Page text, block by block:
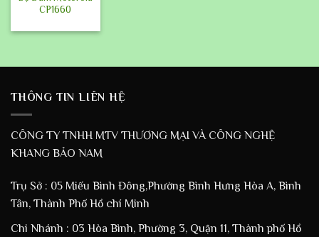
CP1660
THÔNG TIN LIÊN HỆ
CÔNG TY TNHH MTV THƯƠNG MẠI VÀ CÔNG NGHỆ
KHANG BẢO NAM
Trụ Sở : 05 Miếu Bình Đông,Phường Bình Hưng Hòa A, Bình
Tân, Thành Phố Hồ chí Minh
Chi Nhánh : 03 Hòa Bình, Phường 3, Quận 11, Thành phố Hồ